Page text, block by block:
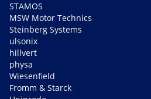
STAMOS
MSW Motor Technics
Steinberg Systems
ulsonix
hillvert
physa
Wiesenfield
Fromm & Starck